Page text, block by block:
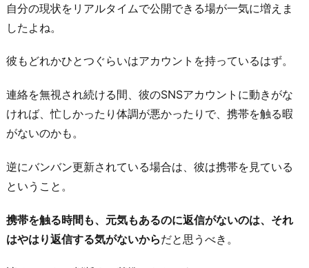
自分の現状をリアルタイムで公開できる場が一気に増えま
したよね。
彼もどれかひとつぐらいはアカウントを持っているはず。
連絡を無視され続ける間、彼のSNSアカウントに動きがな
ければ、忙しかったり体調が悪かったりで、携帯を触る暇
がないのかも。
逆にバンバン更新されている場合は、彼は携帯を見ている
ということ。
携帯を触る時間も、元気もあるのに返信がないのは、それ
はやはり返信する気がないからだと思うべき。